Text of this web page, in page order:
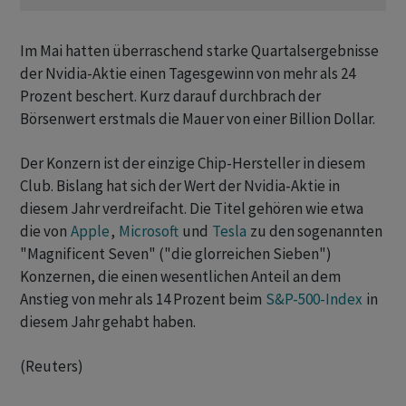
Im Mai hatten überraschend starke Quartalsergebnisse
der Nvidia-Aktie einen Tagesgewinn von mehr als 24
Prozent beschert. Kurz darauf durchbrach der
Börsenwert erstmals die Mauer von einer Billion Dollar.
Der Konzern ist der einzige Chip-Hersteller in diesem
Club. Bislang hat sich der Wert der Nvidia-Aktie in
diesem Jahr verdreifacht. Die Titel gehören wie etwa
die von Apple, Microsoft und Tesla zu den sogenannten
"Magnificent Seven" ("die glorreichen Sieben")
Konzernen, die einen wesentlichen Anteil an dem
Anstieg von mehr als 14 Prozent beim S&P-500-Index in
diesem Jahr gehabt haben.
(Reuters)